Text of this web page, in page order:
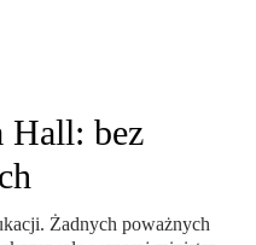
Hall: bez
Żadnych poważnych